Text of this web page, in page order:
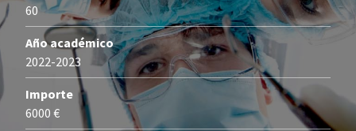
60
Año académico
2022-2023
Importe
6000 €